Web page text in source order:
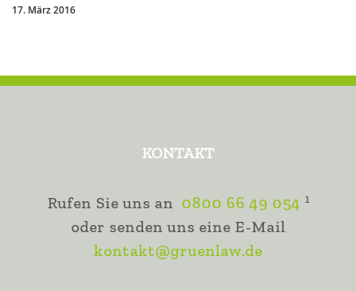
17. März 2016
KONTAKT
Rufen Sie uns an 0800 66 49 054 1
oder senden uns eine E-Mail
kontakt@gruenlaw.de